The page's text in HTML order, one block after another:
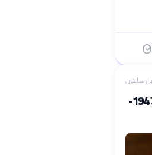
ساعتين
التجارة العالمية: من الحمائية إلى العولمة وتحديات المستقبل (1947-